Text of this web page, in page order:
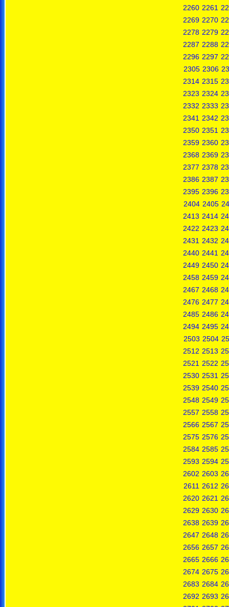
2260 2261
2269 2270
2278 2279
2287 2288
2296 2297
2305 2306
2314 2315
2323 2324
2332 2333
2341 2342
2350 2351
2359 2360
2368 2369
2377 2378
2386 2387
2395 2396
2404 2405
2413 2414
2422 2423
2431 2432
2440 2441
2449 2450
2458 2459
2467 2468
2476 2477
2485 2486
2494 2495
2503 2504
2512 2513
2521 2522
2530 2531
2539 2540
2548 2549
2557 2558
2566 2567
2575 2576
2584 2585
2593 2594
2602 2603
2611 2612
2620 2621
2629 2630
2638 2639
2647 2648
2656 2657
2665 2666
2674 2675
2683 2684
2692 2693